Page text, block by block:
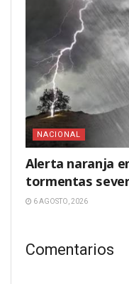
NACIONAL
Alerta naranja
tormentas
6 AGOSTO, 2026
Comentarios